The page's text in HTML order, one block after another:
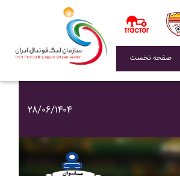
صفحه نخست
۲۸/۰۶/۱۴۰۴